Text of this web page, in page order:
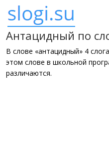
Антацидный по
В слове «антацидный» 4
этом слове в школьной
различаются.